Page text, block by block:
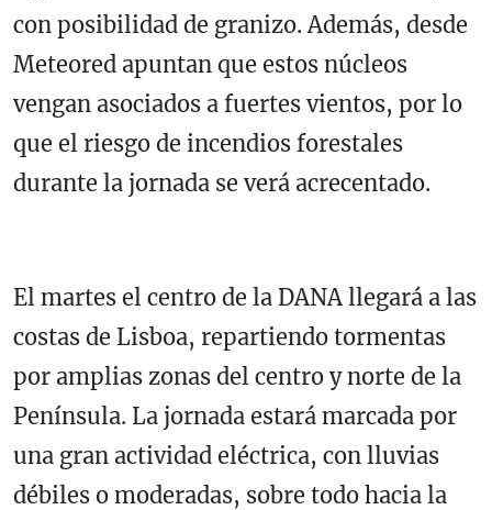
con posibilidad de granizo. Además, desde
Meteored apuntan que estos núcleos
vengan asociados a fuertes vientos, por lo
que el riesgo de incendios forestales
durante la jornada se verá acrecentado.
El martes el centro de la DANA llegará a las
costas de Lisboa, repartiendo tormentas
por amplias zonas del centro y norte de la
Península. La jornada estará marcada por
una gran actividad eléctrica, con lluvias
débiles o moderadas, sobre todo hacia la